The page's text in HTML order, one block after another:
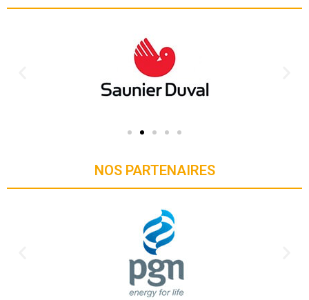
NOS PARTENAIRES